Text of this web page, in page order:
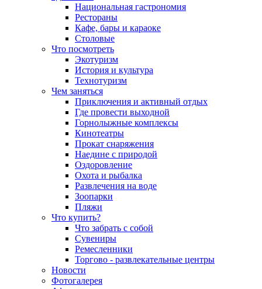
Национальная гастрономия
Рестораны
Кафе, бары и караоке
Столовые
Что посмотреть
Экотуризм
История и культура
Технотуризм
Чем заняться
Приключения и активный отдых
Где провести выходной
Горнолыжные комплексы
Кинотеатры
Прокат снаряжения
Наедине с природой
Оздоровление
Охота и рыбалка
Развлечения на воде
Зоопарки
Пляжи
Что купить?
Что забрать с собой
Сувениры
Ремесленники
Торгово - развлекательные центры
Новости
Фотогалерея